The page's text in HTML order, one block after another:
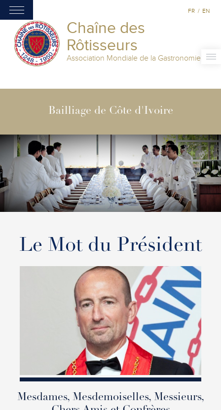
Chaîne des
Rôtisseurs
Association Mondiale de la Gastronomie
FR / EN
Bailliage de Côte d'Ivoire
Le Mot du Président
Mesdames, Mesdemoiselles, Messieurs,